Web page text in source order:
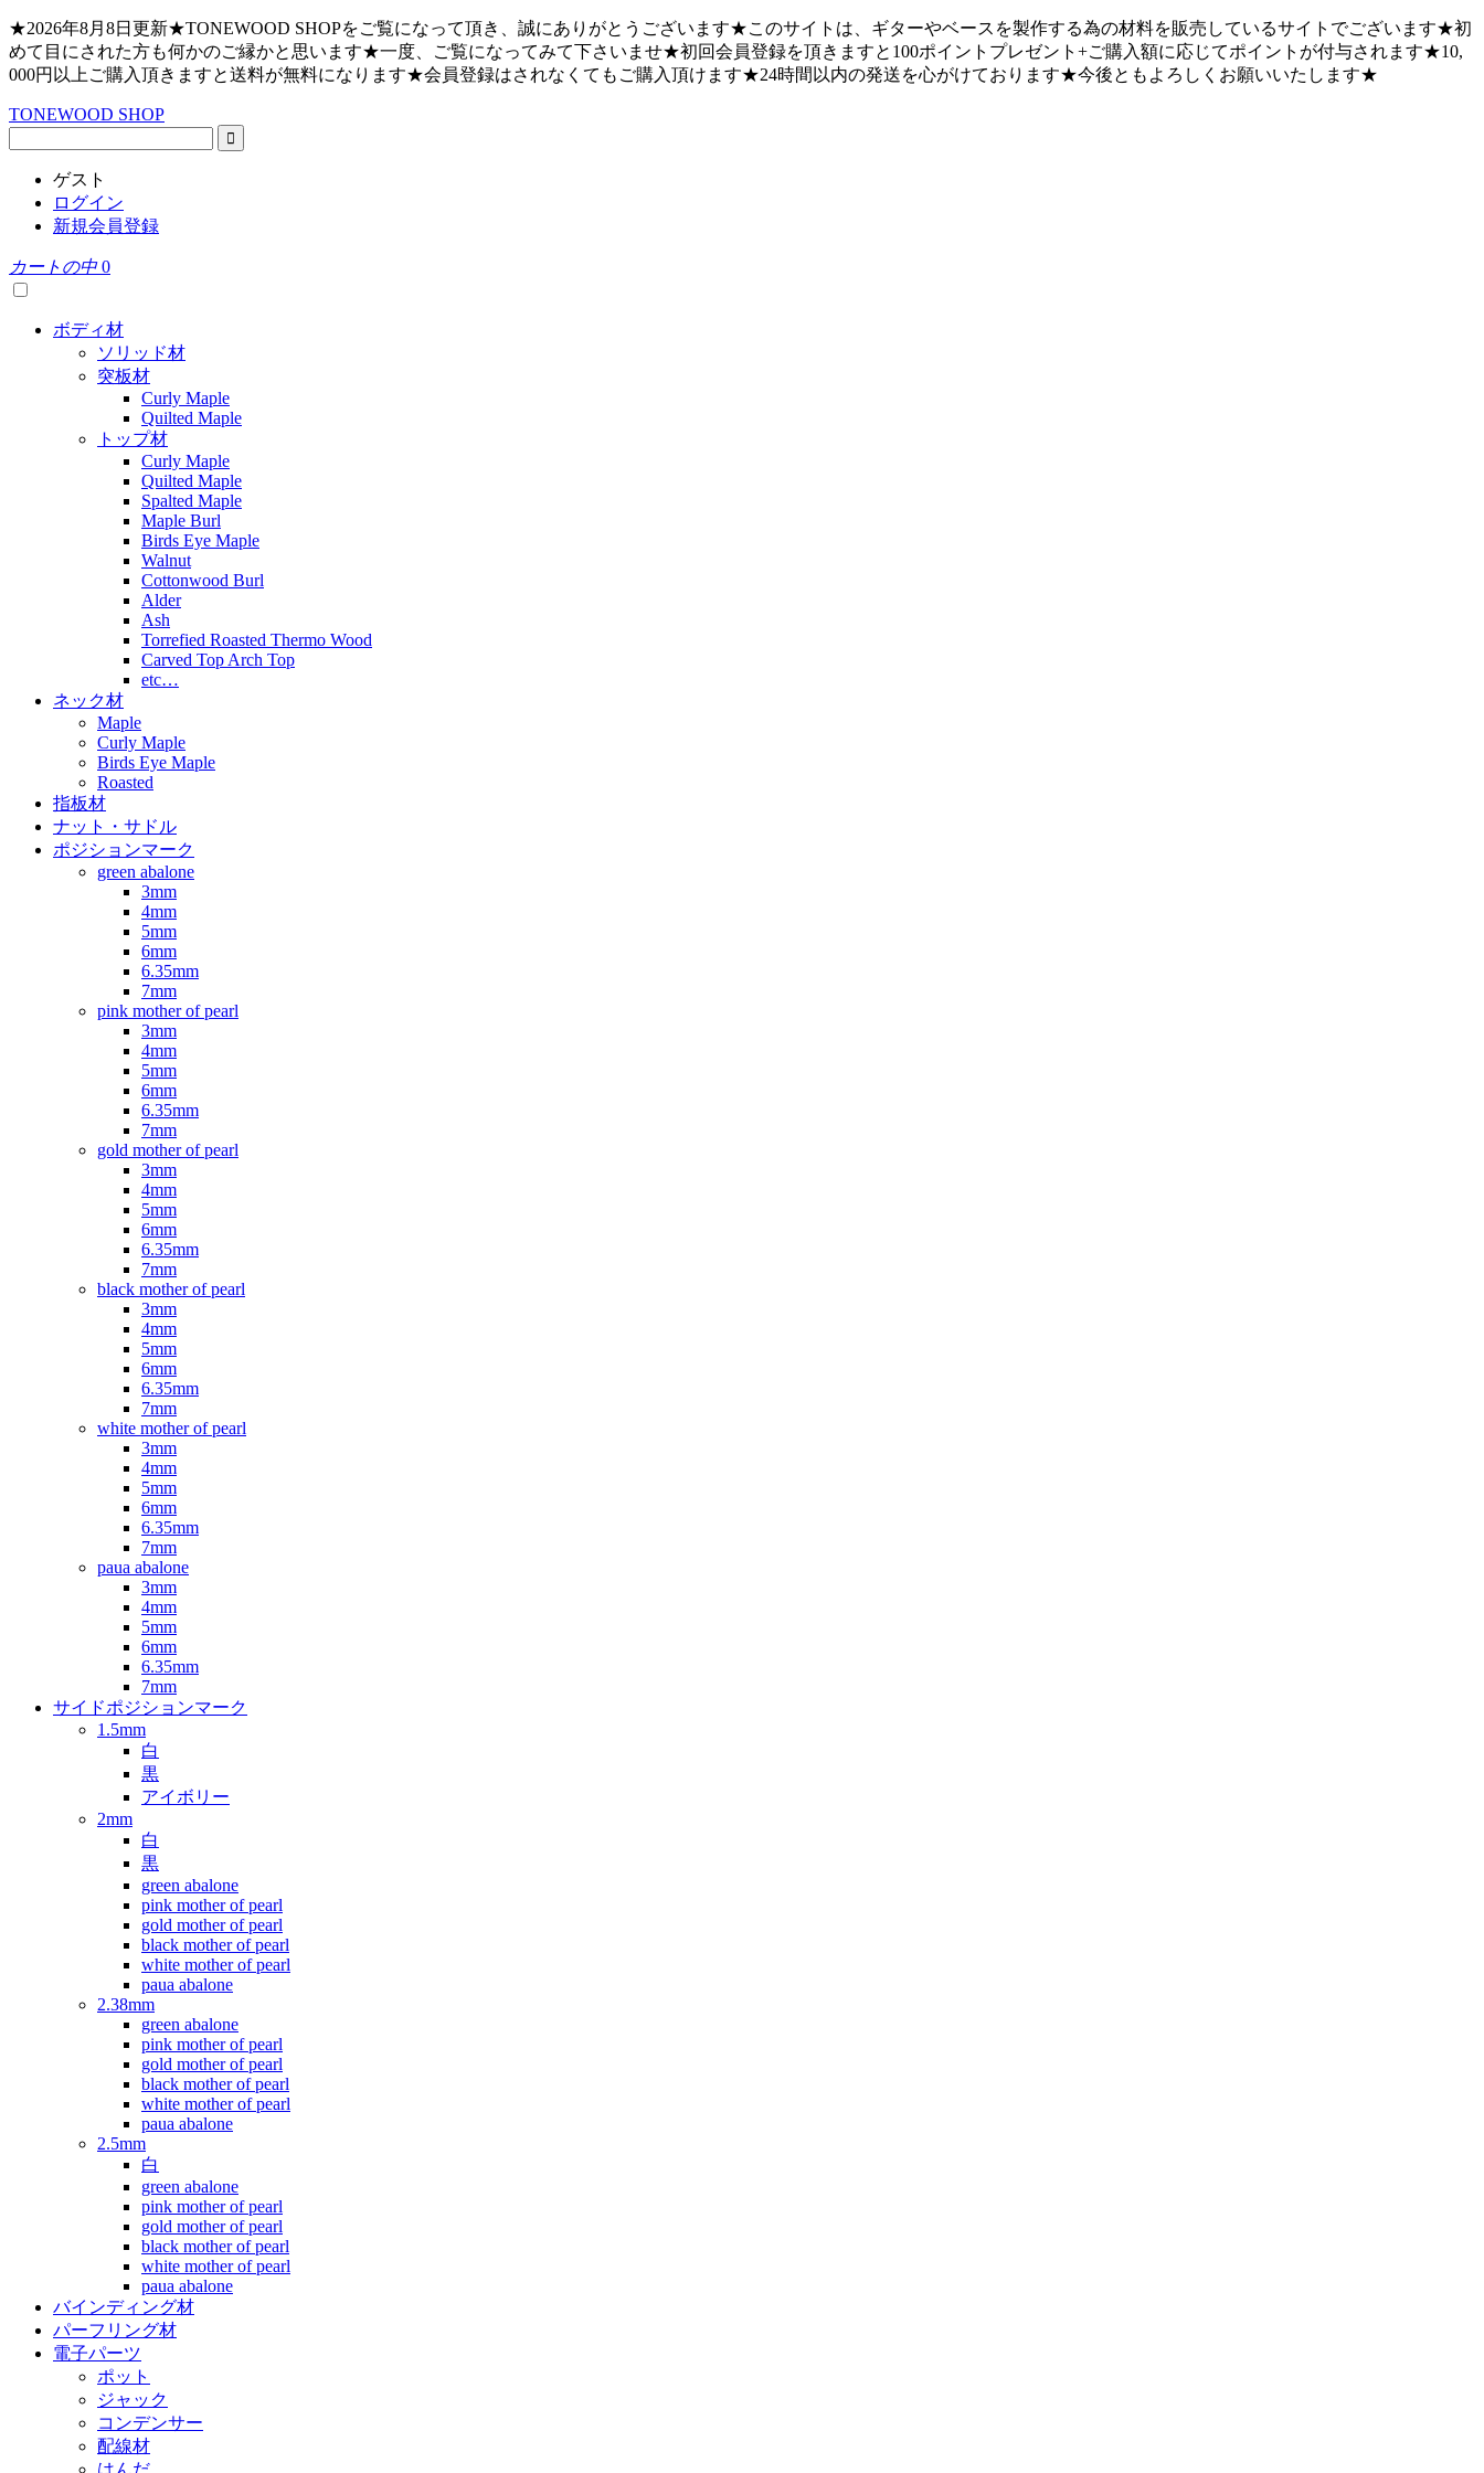
★2026年8月8日更新★TONEWOOD SHOPをご覧になって頂き、誠にありがとうございます★このサイトは、ギターやベースを製作する為の材料を販売しているサイトでございます★初
めて目にされた方も何かのご縁かと思います★一度、ご覧になってみて下さいませ★初回会員登録を頂きますと100ポイントプレゼント+ご購入額に応じてポイントが付与されます★10,
000円以上ご購入頂きますと送料が無料になります★会員登録はされなくてもご購入頂けます★24時間以内の発送を心がけております★今後ともよろしくお願いいたします★
TONEWOOD SHOP
ゲスト
ログイン
新規会員登録
カートの中 0
ボディ材
ソリッド材
突板材
Curly Maple
Quilted Maple
トップ材
Curly Maple
Quilted Maple
Spalted Maple
Maple Burl
Birds Eye Maple
Walnut
Cottonwood Burl
Alder
Ash
Torrefied Roasted Thermo Wood
Carved Top Arch Top
etc…
ネック材
Maple
Curly Maple
Birds Eye Maple
Roasted
指板材
ナット・サドル
ポジションマーク
green abalone
3mm
4mm
5mm
6mm
6.35mm
7mm
pink mother of pearl
3mm
4mm
5mm
6mm
6.35mm
7mm
gold mother of pearl
3mm
4mm
5mm
6mm
6.35mm
7mm
black mother of pearl
3mm
4mm
5mm
6mm
6.35mm
7mm
white mother of pearl
3mm
4mm
5mm
6mm
6.35mm
7mm
paua abalone
3mm
4mm
5mm
6mm
6.35mm
7mm
サイドポジションマーク
1.5mm
白
黒
アイボリー
2mm
白
黒
green abalone
pink mother of pearl
gold mother of pearl
black mother of pearl
white mother of pearl
paua abalone
2.38mm
green abalone
pink mother of pearl
gold mother of pearl
black mother of pearl
white mother of pearl
paua abalone
2.5mm
白
green abalone
pink mother of pearl
gold mother of pearl
black mother of pearl
white mother of pearl
paua abalone
バインディング材
パーフリング材
電子パーツ
ポット
ジャック
コンデンサー
配線材
はんだ